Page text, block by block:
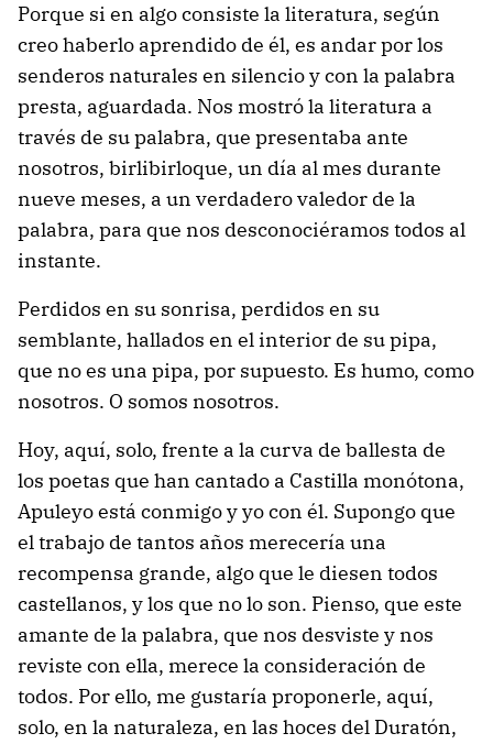
Porque si en algo consiste la literatura, según
creo haberlo aprendido de él, es andar por los
senderos naturales en silencio y con la palabra
presta, aguardada. Nos mostró la literatura a
través de su palabra, que presentaba ante
nosotros, birlibirloque, un día al mes durante
nueve meses, a un verdadero valedor de la
palabra, para que nos desconociéramos todos al
instante.
Perdidos en su sonrisa, perdidos en su
semblante, hallados en el interior de su pipa,
que no es una pipa, por supuesto. Es humo, como
nosotros. O somos nosotros.
Hoy, aquí, solo, frente a la curva de ballesta de
los poetas que han cantado a Castilla monótona,
Apuleyo está conmigo y yo con él. Supongo que
el trabajo de tantos años merecería una
recompensa grande, algo que le diesen todos
castellanos, y los que no lo son. Pienso, que este
amante de la palabra, que nos desviste y nos
reviste con ella, merece la consideración de
todos. Por ello, me gustaría proponerle, aquí,
solo, en la naturaleza, en las hoces del Duratón,